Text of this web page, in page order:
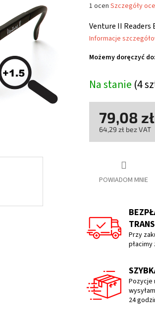
Na stanie (4
Możemy doręczyć do:
Venture II Readers
Informacje
POWIADOM MNIE
79,08 zł
64,29 zł bez VAT
Średnia
produktu
wynosi
5,0
na
5
1 ocen Szczegóły
Przy
Pozycje
24